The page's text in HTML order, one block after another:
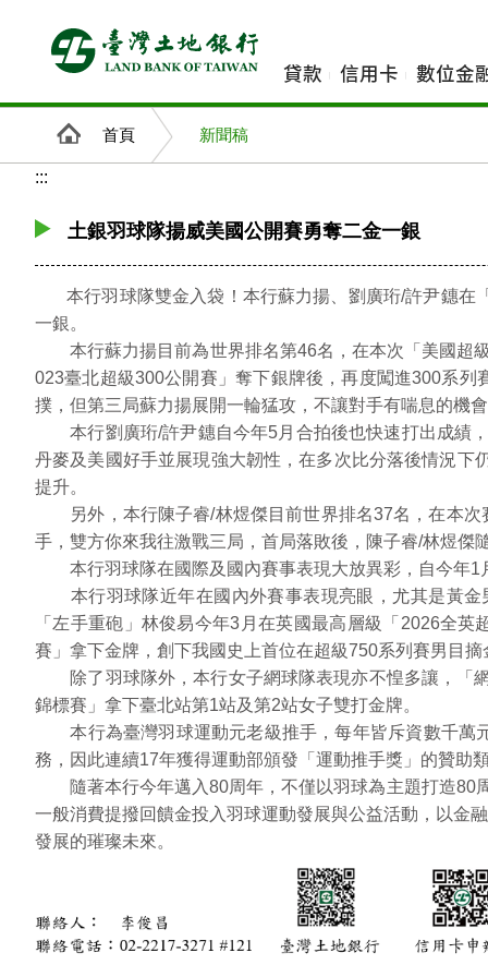
貸款 信用卡 數位金
首頁 新聞稿
:::
土銀羽球隊揚威美國公開賽勇奪二金一銀
本行羽球隊雙金入袋！本行蘇力揚、劉廣珩/許尹鏸在
一銀。
本行蘇力揚目前為世界排名第46名，在本次「美國超級
023臺北超級300公開賽」奪下銀牌後，再度闖進300系
撲，但第三局蘇力揚展開一輪猛攻，不讓對手有喘息的機
本行劉廣珩/許尹鏸自今年5月合拍後也快速打出成績，
丹麥及美國好手並展現強大韌性，在多次比分落後情況
提升。
另外，本行陳子睿/林煜傑目前世界排名37名，在本次
手，雙方你來我往激戰三局，首局落敗後，陳子睿/林煜
本行羽球隊在國際及國內賽事表現大放異彩，自今年1
本行羽球隊近年在國內外賽事表現亮眼，尤其是黃金
「左手重砲」林俊易今年3月在英國最高層級「2026全
賽」拿下金牌，創下我國史上首位在超級750系列賽男目
除了羽球隊外，本行女子網球隊表現亦不惶多讓，「網
錦標賽」拿下臺北站第1站及第2站女子雙打金牌。
本行為臺灣羽球運動元老級推手，每年皆斥資數千萬
務，因此連續17年獲得運動部頒發「運動推手獎」的贊助
隨著本行今年邁入80周年，不僅以羽球為主題打造80
一般消費提撥回饋金投入羽球運動發展與公益活動，以金
發展的璀璨未來。